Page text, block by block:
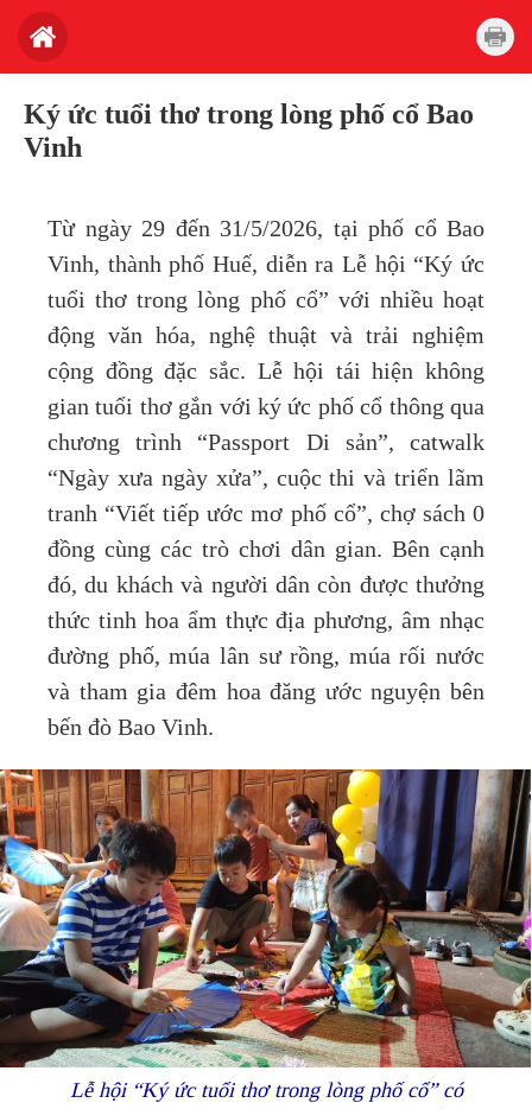
Ký ức tuổi thơ trong lòng phố cổ Bao
Vinh
Từ ngày 29 đến 31/5/2026, tại phố cổ Bao
Vinh, thành phố Huế, diễn ra Lễ hội “Ký ức
tuổi thơ trong lòng phố cổ” với nhiều hoạt
động văn hóa, nghệ thuật và trải nghiệm
cộng đồng đặc sắc. Lễ hội tái hiện không
gian tuổi thơ gắn với ký ức phố cổ thông qua
chương trình “Passport Di sản”, catwalk
“Ngày xưa ngày xửa”, cuộc thi và triển lãm
tranh “Viết tiếp ước mơ phố cổ”, chợ sách 0
đồng cùng các trò chơi dân gian. Bên cạnh
đó, du khách và người dân còn được thưởng
thức tinh hoa ẩm thực địa phương, âm nhạc
đường phố, múa lân sư rồng, múa rối nước
và tham gia đêm hoa đăng ước nguyện bên
bến đò Bao Vinh.
Lễ hội “Ký ức tuổi thơ trong lòng phố cổ” có